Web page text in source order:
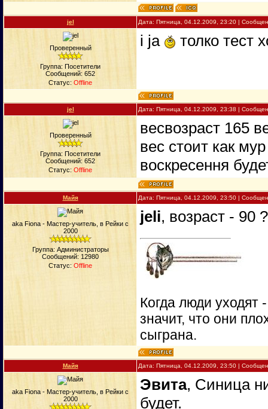
jel Дата: Пятница, 04.12.2009, 23:20 |
Проверенный
Группа: Посетители
Сообщений: 652
Статус: Offline
i ja толко тест
jel Дата: Пятница, 04.12.2009, 23:38 |
Проверенный
Группа: Посетители
Сообщений: 652
Статус: Offline
весвозраст 165
вес стоит как
вoскресення
Майя Дата: Пятница, 04.12.2009, 23:50 |
aka Fiona - Мастер-учитель, в Рейки с
2000
Группа: Администраторы
Сообщений: 12980
Статус: Offline
jeli, возраст - 90
Когда люди уходят
значит, что они
сыграна.
Майя Дата: Пятница, 04.12.2009, 23:50 |
aka Fiona - Мастер-учитель, в Рейки с
2000
Эвита, Синица
будет.